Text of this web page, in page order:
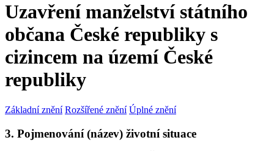
Uzavření manželství státního
občana České republiky s
cizincem na území České
republiky
Základní znění Rozšířené znění Úplné znění
3. Pojmenování (název) životní situace